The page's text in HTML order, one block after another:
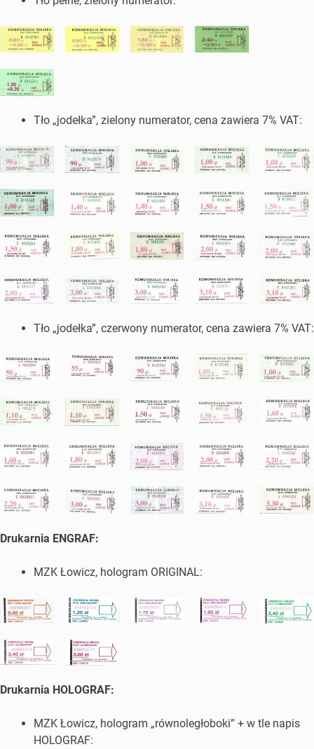
Tło „jodełka”, zielony numerator, cena zawiera 7% VAT:
Tło „jodełka”, czerwony numerator, cena zawiera 7% VAT:
Drukarnia ENGRAF:
MZK Łowicz, hologram ORIGINAL:
Drukarnia HOLOGRAF:
MZK Łowicz, hologram „równoległoboki” + w tle napis
HOLOGRAF: